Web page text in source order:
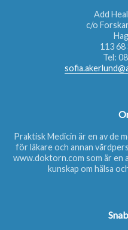
Add
c/o
113
Tel:
Praktisk Medicin är en av de
för läkare och annan
www.doktorn.com som är en
kunskap om hälsa